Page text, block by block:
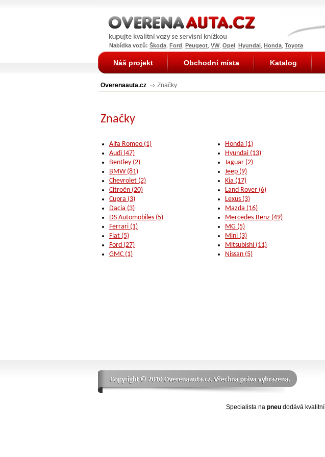
Overenaauta.cz Značky
Značky
Alfa Romeo (1)
Audi (47)
Bentley (2)
BMW (81)
Chevrolet (2)
Citroën (20)
Cupra (3)
Dacia (3)
DS Automobiles (5)
Ferrari (1)
Fiat (5)
Ford (27)
GMC (1)
Honda (1)
Hyundai (13)
Jaguar (2)
Jeep (9)
Kia (17)
Land Rover (6)
Lexus (3)
Mazda (16)
Mercedes-Benz (49)
MG (5)
Mini (3)
Mitsubishi (11)
Nissan (5)
Nabídka vozů: Škoda Ford Peugeot VW, Opel Hyundai Honda Toyota
Náš projekt Obchodní místa Katalog
Specialista na pneu dodává kvalitní